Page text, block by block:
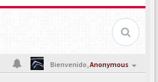
Bienvenido,Anonymous